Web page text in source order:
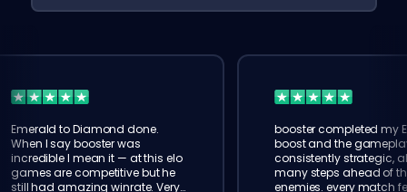
Emerald to Diamond done.
When I say booster was
incredible I mean it — at this elo
games are competitive but he
still had amazing winrate. Very
booster completed my
boost and the
consistently strategic,
many steps ahead of
enemies. every match